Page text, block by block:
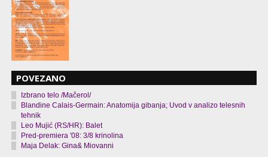
POVEZANO
Izbrano telo /Mačerol/
Blandine Calais-Germain: Anatomija gibanja; Uvod v analizo telesnih
tehnik
Leo Mujić (RS/HR): Balet
Pred-premiera '08: 3/8 krinolina
Maja Delak: Gina& Miovanni